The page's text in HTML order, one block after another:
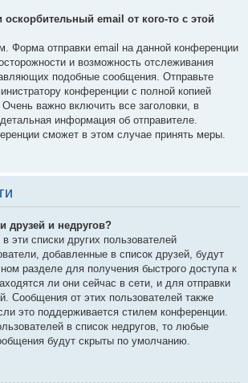
email от кого-то с этой
Форма отправки email на данной конференции
и возможность отслеживания
подобные сообщения. Отправьте
конференции с полной копией
важно включить все заголовки, в
информация об отправителе.
сможет в этом случае принять меры.
друзей и недругов?
эти списки других пользователей
добавленные в список друзей, будут
разделе для получения быстрого доступа к
ли они сейчас в сети, и для отправки
Сообщения от этих пользователей также
это поддерживается стилем конференции.
в список недругов, то любые
будут скрыты по умолчанию.